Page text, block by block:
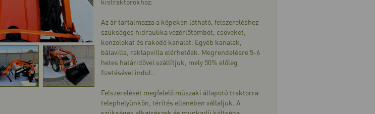
Az ár tartalmazza a képeken látható, felszereléshez
szükséges hidraulika vezérlőtömböt, csöveket,
konzolokat és rakodó kanalat. Egyéb kanalak,
bálavilla, raklapvilla elérhetőek. Megrendelésre 5-6
hetes határidővel szállítjuk, mely 50% előleg
fizetésével indul..
Felszerelését megfelelő műszaki állapotú traktorra
telephelyünkön, térítés ellenében vállaljuk. A